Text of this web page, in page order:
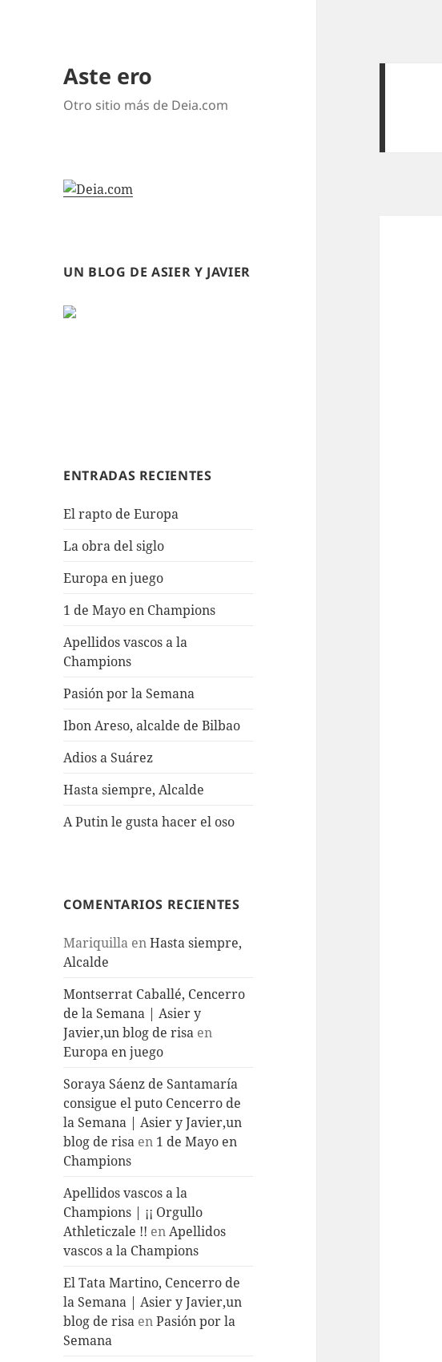
Aste ero
Otro sitio más de Deia.com
UN BLOG DE ASIER Y JAVIER
ENTRADAS RECIENTES
El rapto de Europa
La obra del siglo
Europa en juego
1 de Mayo en Champions
Apellidos vascos a la
Champions
Pasión por la Semana
Ibon Areso, alcalde de Bilbao
Adios a Suárez
Hasta siempre, Alcalde
A Putin le gusta hacer el oso
COMENTARIOS RECIENTES
Mariquilla enHasta siempre,
Alcalde
Montserrat Caballé, Cencerro
de la Semana | Asier y
Javier,un blog de risa en
Europa en juego
Soraya Sáenz de Santamaría
consigue el puto Cencerro de
la Semana | Asier y Javier,un
blog de risa en 1 de Mayo en
Champions
Apellidos vascos a la
Champions | ¡¡ Orgullo
Athleticzale !! enApellidos
vascos a la Champions
El Tata Martino, Cencerro de
la Semana | Asier y Javier,un
blog de risa enPasión por la
Semana